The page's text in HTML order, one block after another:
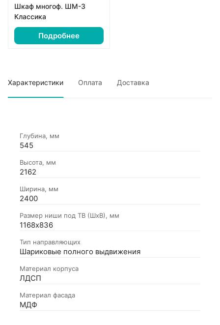
Шкаф многоф. ШМ-3
Классика
Подробнее
Характеристики Оплата Доставка
Глубина, мм
545
Высота, мм
2162
Ширина, мм
2400
Размер ниши под ТВ (ШхВ), мм
1168х836
Тип направляющих
Шариковые полного выдвижения
Материал корпуса
ЛДСП
Материал фасада
МДФ